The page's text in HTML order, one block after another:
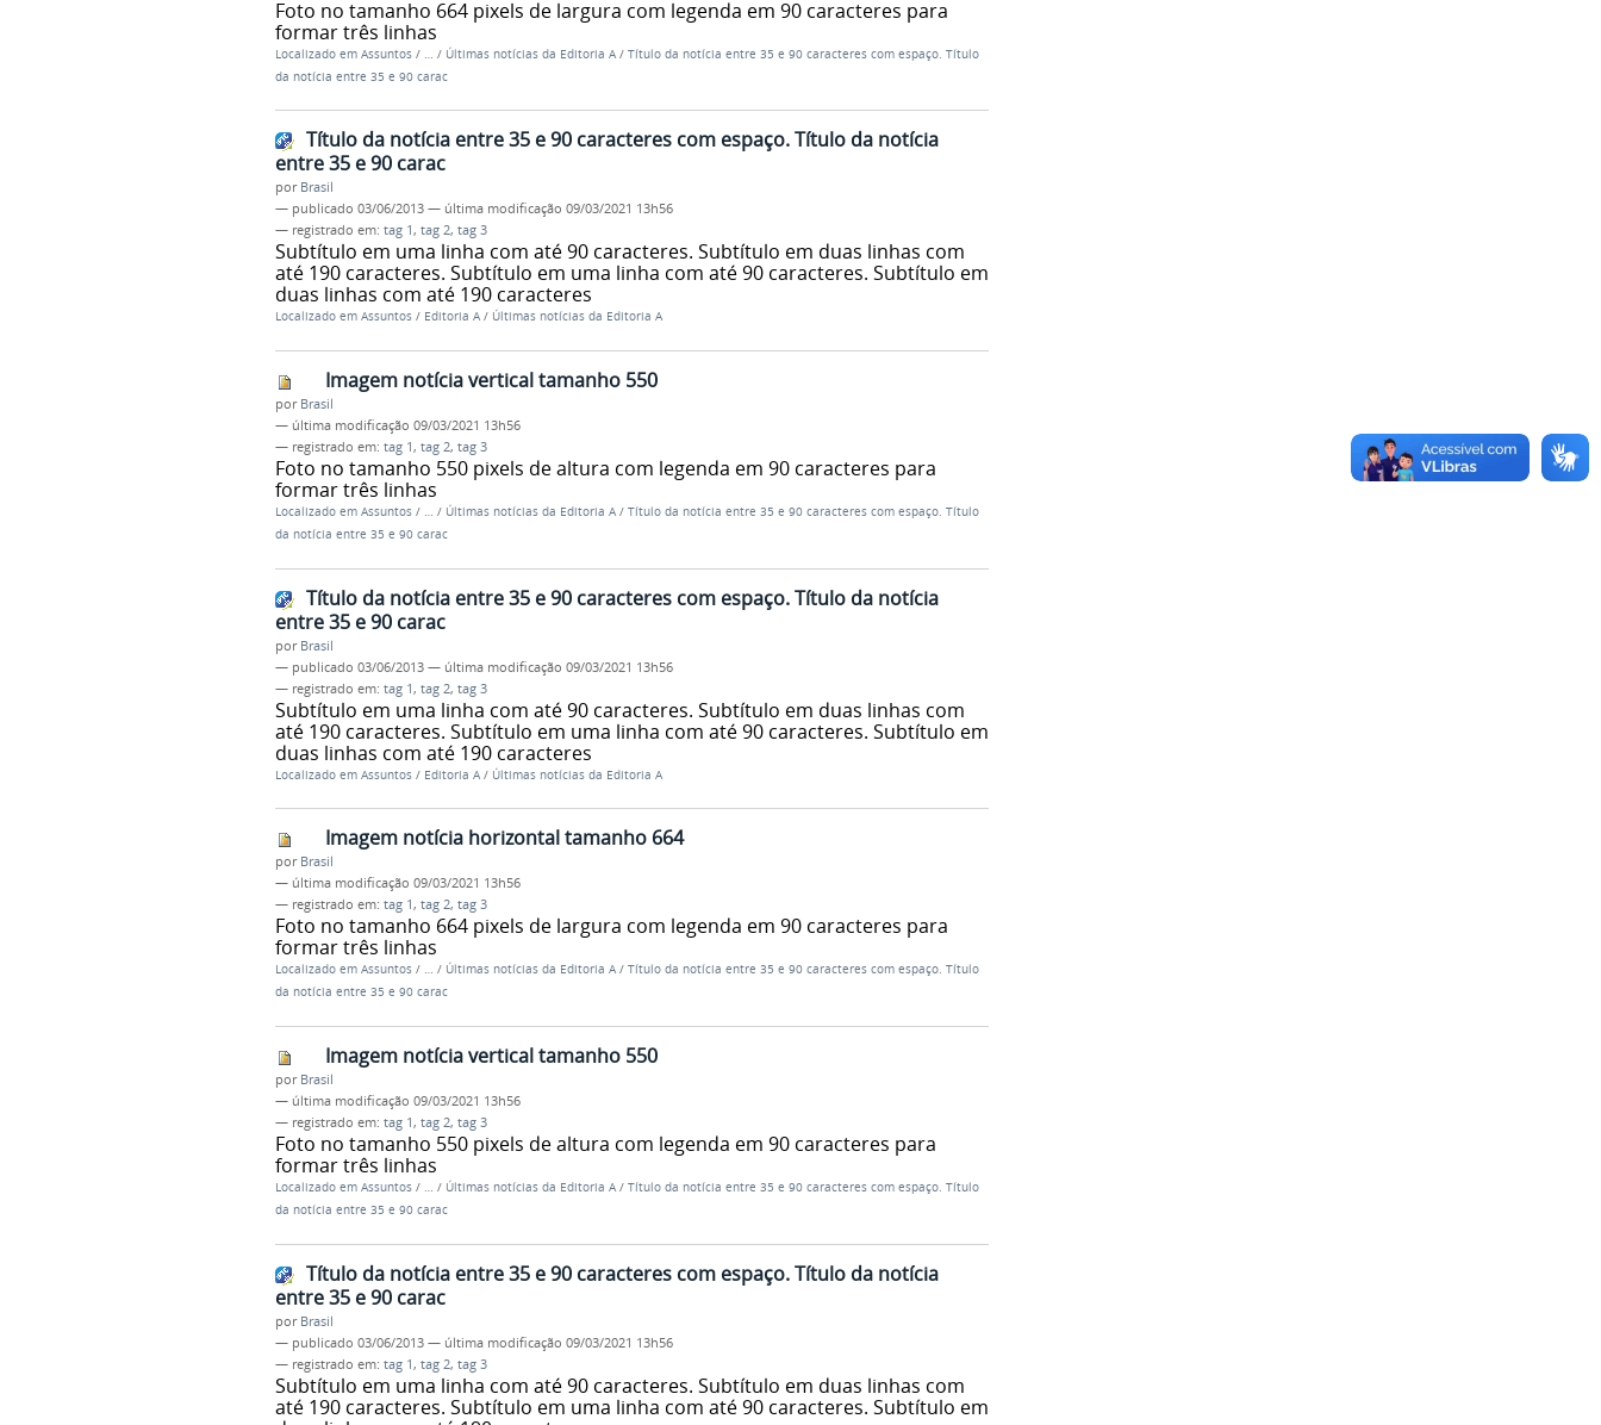
Foto no tamanho 664 pixels de largura com legenda em 90 caracteres para
formar três linhas
Localizado em Assuntos / / Últimas notícias da Editoria A / Título da notícia entre 35 e 90 caracteres com espaço. Título
da notícia entre 35 e 90 carac
Título da notícia entre 35 e 90 caracteres com espaço. Título da notícia
entre 35 e 90 carac
por Brasil
— publicado 03/06/2013 — última modificação 09/03/2021 13h56
— registrado em: tag 1, tag 2, tag 3
Subtítulo em uma linha com até 90 caracteres. Subtítulo em duas linhas com
até 190 caracteres. Subtítulo em uma linha com até 90 caracteres. Subtítulo em
duas linhas com até 190 caracteres
Localizado em Assuntos / Editoria A / Últimas notícias da Editoria A
Imagem notícia vertical tamanho 550
por Brasil
— última modificação 09/03/2021 13h56
— registrado em: tag 1, tag 2, tag 3
Foto no tamanho 550 pixels de altura com legenda em 90 caracteres para
formar três linhas
Localizado em Assuntos / … / Últimas notícias da Editoria A / Título da notícia entre 35 e 90 caracteres com espaço. Título
da notícia entre 35 e 90 carac
Título da notícia entre 35 e 90 caracteres com espaço. Título da notícia
entre 35 e 90 carac
por Brasil
— publicado 03/06/2013 — última modificação 09/03/2021 13h56
— registrado em: tag 1, tag 2, tag 3
Subtítulo em uma linha com até 90 caracteres. Subtítulo em duas linhas com
até 190 caracteres. Subtítulo em uma linha com até 90 caracteres. Subtítulo em
duas linhas com até 190 caracteres
Localizado em Assuntos / Editoria A / Últimas notícias da Editoria A
Imagem notícia horizontal tamanho 664
por Brasil
— última modificação 09/03/2021 13h56
— registrado em: tag 1, tag 2, tag 3
Foto no tamanho 664 pixels de largura com legenda em 90 caracteres para
formar três linhas
Localizado em Assuntos / … / Últimas notícias da Editoria A / Título da notícia entre 35 e 90 caracteres com espaço. Título
da notícia entre 35 e 90 carac
Imagem notícia vertical tamanho 550
por Brasil
— última modificação 09/03/2021 13h56
— registrado em: tag 1, tag 2, tag 3
Foto no tamanho 550 pixels de altura com legenda em 90 caracteres para
formar três linhas
Localizado em Assuntos / … / Últimas notícias da Editoria A / Título da notícia entre 35 e 90 caracteres com espaço. Título
da notícia entre 35 e 90 carac
Título da notícia entre 35 e 90 caracteres com espaço. Título da notícia
entre 35 e 90 carac
por Brasil
— publicado 03/06/2013 — última modificação 09/03/2021 13h56
— registrado em: tag 1, tag 2, tag 3
Subtítulo em uma linha com até 90 caracteres. Subtítulo em duas linhas com
até 190 caracteres. Subtítulo em uma linha com até 90 caracteres. Subtítulo em